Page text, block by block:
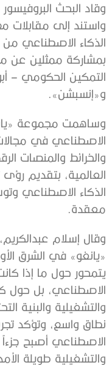
وقاد البحث
واستند إلى مقابلات
الذكاء الاصطناعي من
بمشاركة ممثلين عن
و«إنسبشن».
وساهمت مجموعة
الاصطناعي في
والخرائط والمنصات
العالمية، بتقديم
الذكاء الاصطناعي
معقدة.
وقال إسلام
«يانغو» في الشرق
يتمحور حول ما إذا
الاصطناعي، بل حول
والتشغيلية والبنية
نطاق واسع، وتؤكد
الاصطناعي أصبح
والتشغيلية طويلة الأمد.